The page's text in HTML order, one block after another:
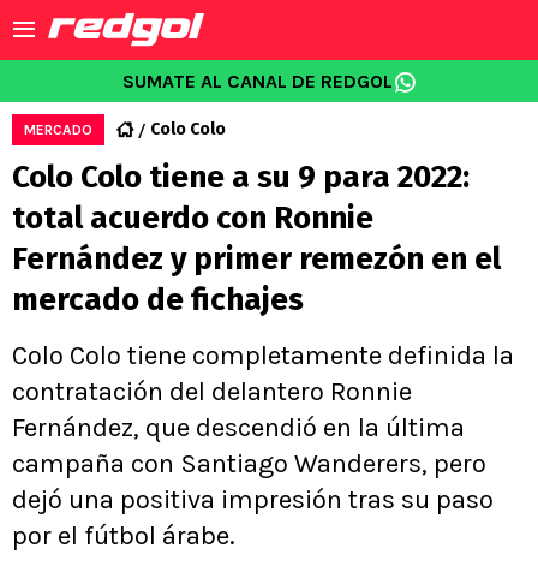
SUMATE AL CANAL DE REDGOL
MERCADO Colo Colo
Colo Colo tiene a su 9 para 2022:
total acuerdo con Ronnie
Fernández y primer remezón en el
mercado de fichajes
Colo Colo tiene completamente definida la
contratación del delantero Ronnie
Fernández, que descendió en la última
campaña con Santiago Wanderers, pero
dejó una positiva impresión tras su paso
por el fútbol árabe.